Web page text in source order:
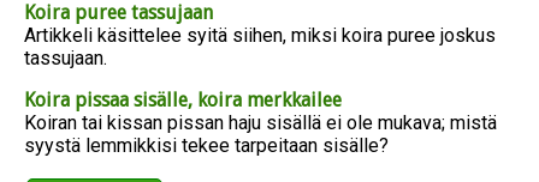
Koira puree tassujaan
Artikkeli käsittelee syitä siihen, miksi koira puree joskus
tassujaan.
Koira pissaa sisälle, koira merkkailee
Koiran tai kissan pissan haju sisällä ei ole mukava; mistä
syystä lemmikkisi tekee tarpeitaan sisälle?